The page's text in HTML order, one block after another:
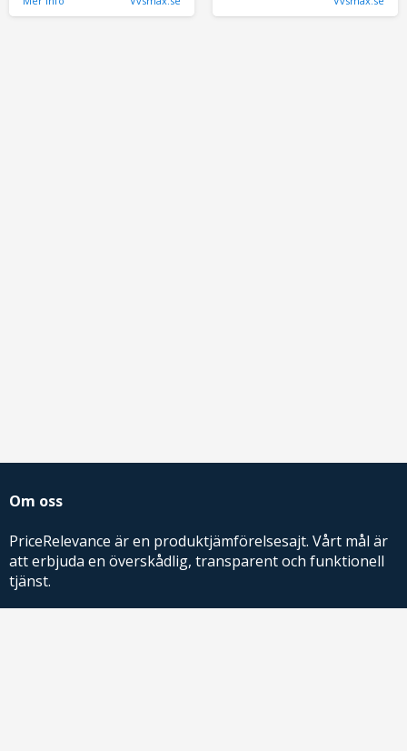
Om oss
PriceRelevance är en produktjämförelsesajt. Vårt mål är
att erbjuda en överskådlig, transparent och funktionell
tjänst.
PriceRelevance ägs och drivs av AdRelevance Sverige AB.